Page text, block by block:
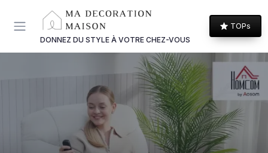
DONNEZ DU STYLE À VOTRE CHEZ-VOUS
TOPs
Panneau de gestion des cookies